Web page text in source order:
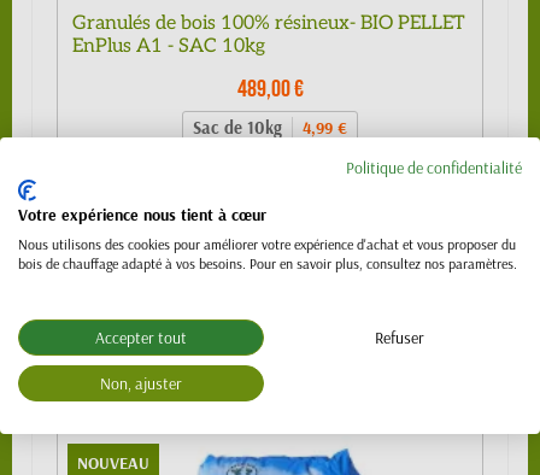
Granulés de bois 100% résineux- BIO PELLET
EnPlus A1 - SAC 10kg
489,00 €
Sac de 10kg 4,99 €
109,00 €
VL (PTAC 3.5t)
Palette 990 kg (99 sacs) 439,00 €
NOUVEAU
Politique de confidentialité
Votre expérience nous tient à cœur
Nous utilisons des cookies pour améliorer votre expérience d'achat et vous proposer du
bois de chauffage adapté à vos besoins. Pour en savoir plus, consultez nos paramètres.
Accepter tout Refuser
Non, ajuster